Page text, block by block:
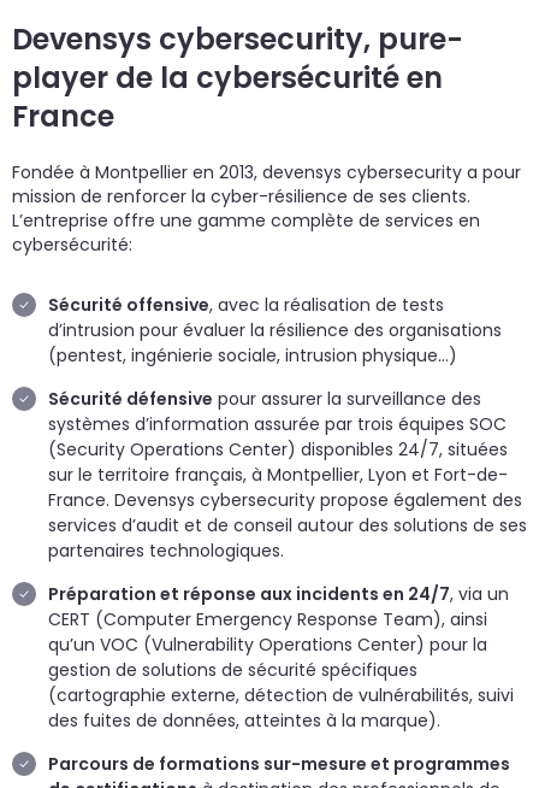
Devensys cybersecurity, pure-
player de la cybersécurité en
France
Fondée à Montpellier en 2013, devensys cybersecurity a pour
mission de renforcer la cyber-résilience de ses clients.
L’entreprise offre une gamme complète de services en
cybersécurité:
Sécurité offensive, avec la réalisation de tests
d’intrusion pour évaluer la résilience des organisations
(pentest, ingénierie sociale, intrusion physique…)
Sécurité défensive pour assurer la surveillance des
systèmes d’information assurée par trois équipes SOC
(Security Operations Center) disponibles 24/7, situées
sur le territoire français, à Montpellier, Lyon et Fort-de-
France. Devensys cybersecurity propose également des
services d’audit et de conseil autour des solutions de ses
partenaires technologiques.
Préparation et réponse aux incidents en 24/7, via un
CERT (Computer Emergency Response Team), ainsi
qu’un VOC (Vulnerability Operations Center) pour la
gestion de solutions de sécurité spécifiques
(cartographie externe, détection de vulnérabilités, suivi
des fuites de données, atteintes à la marque).
Parcours de formations sur-mesure et programmes